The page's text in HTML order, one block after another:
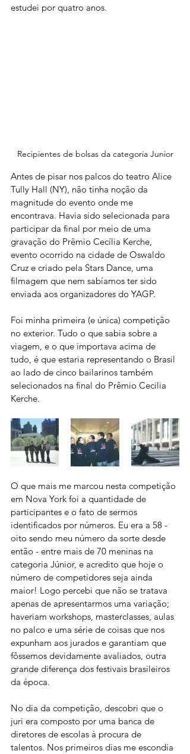
estudei por quatro anos.
Recipientes de bolsas da categoria Junior
Antes de pisar nos palcos do teatro Alice
Tully Hall (NY), não tinha noção da
magnitude do evento onde me
encontrava. Havia sido selecionada para
participar da final por meio de uma
gravação do Prêmio Cecília Kerche,
evento ocorrido na cidade de Oswaldo
Cruz e criado pela Stars Dance, uma
filmagem que nem sabíamos ter sido
enviada aos organizadores do YAGP.
Foi minha primeira (e única) competição
no exterior. Tudo o que sabia sobre a
viagem, e o que importava acima de
tudo, é que estaria representando o Brasil
ao lado de cinco bailarinos também
selecionados na final do Prêmio Cecilia
Kerche.
O que mais me marcou nesta competição
em Nova York foi a quantidade de
participantes e o fato de sermos
identificados por números. Eu era a 58 -
oito sendo meu número da sorte desde
então - entre mais de 70 meninas na
categoria Júnior, e acredito que hoje o
número de competidores seja ainda
maior! Logo percebi que não se tratava
apenas de apresentarmos uma variação;
haveriam workshops, masterclasses, aulas
no palco e uma série de coisas que nos
expunham aos jurados e garantiam que
fôssemos devidamente avaliados, outra
grande diferença dos festivais brasileiros
da época.
No dia da competição, descobri que o
juri era composto por uma banca de
diretores de escolas à procura de
talentos. Nos primeiros dias me escondia